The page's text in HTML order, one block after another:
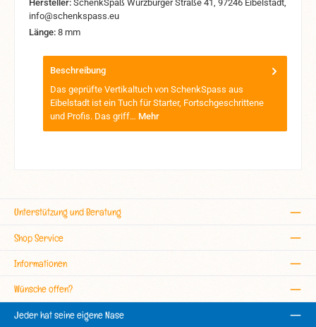
Hersteller: SchenkSpaß Würzburger Straße 41, 97246 Eibelstadt,
info@schenkspass.eu
Länge: 8 mm
Beschreibung
Das geprüfte Vertikaltuch von SchenkSpass aus
Eibelstadt ist ein Tuch für Starter, Fortschgeschrittene
und Profis. Das griff… Mehr
Unterstützung und Beratung
Shop Service
Informationen
Wünsche offen?
Jeder hat seine eigene Nase